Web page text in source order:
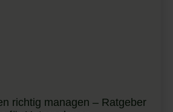
richtig managen – Ratgeber